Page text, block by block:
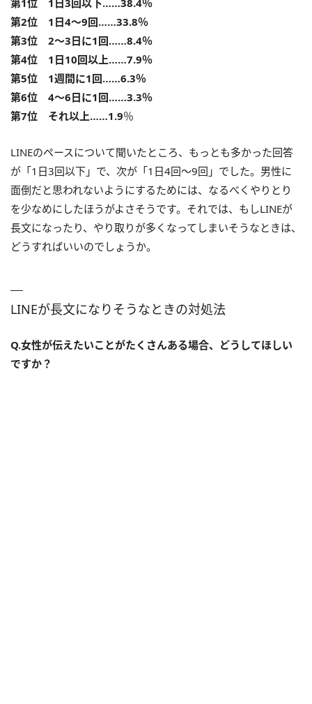
第1位 1日3回以下……38.4％
第2位 1日4～9回……33.8％
第3位 2～3日に1回……8.4％
第4位 1日10回以上……7.9％
第5位 1週間に1回……6.3％
第6位 4～6日に1回……3.3％
第7位 それ以上……1.9％
LINEのペースについて聞いたところ、もっとも多かった回答
が「1日3回以下」で、次が「1日4回～9回」でした。男性に
面倒だと思われないようにするためには、なるべくやりとり
を少なめにしたほうがよさそうです。それでは、もしLINEが
長文になったり、やり取りが多くなってしまいそうなときは、
どうすればいいのでしょうか。
LINEが長文になりそうなときの対処法
Q.女性が伝えたいことがたくさんある場合、どうしてほしい
ですか？